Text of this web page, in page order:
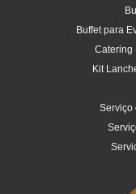
Buffet para
Catering
Kit
Serviço